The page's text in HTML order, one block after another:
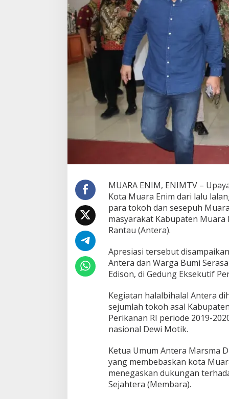
n
u
p
t
d
s
n
B
e
a
n
M
u
r
a
n
i
m
d
r
A
n
g
u
t
a
n
B
MUARA ENIM, ENIMTV –
Kota Muara Enim dari lalu
para tokoh dan sesepuh
masyarakat Kabupaten Muara
Rantau (Antera).
Apresiasi tersebut
Antera dan Warga Bumi
Edison, di Gedung Eksekutif
Kegiatan halalbihalal Antera
sejumlah tokoh asal
Perikanan RI periode 2019-
nasional Dewi Motik.
Ketua Umum Antera Marsma
yang membebaskan kota
menegaskan dukungan
Sejahtera (Membara).